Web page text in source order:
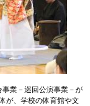
業－巡回公演事業－が
が、学校の体育館や文